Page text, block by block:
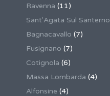
Ravenna (11)
Sant'Agata Sul Santerno
Bagnacavallo (7)
Fusignano (7)
Cotignola (6)
Massa Lombarda (4)
Alfonsine (4)